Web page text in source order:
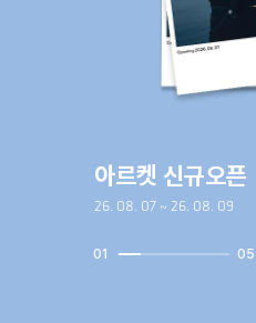
아르켓 신규오픈
26. 08. 07 ~ 26. 08. 09
01 05